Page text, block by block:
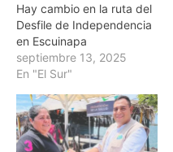
Hay cambio en la ruta del
Desfile de Independencia
en Escuinapa
septiembre 13, 2025
En "El Sur"